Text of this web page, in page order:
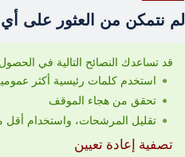
لم نتمكن من العثور على أي
قد تساعدك النصائح التالية في
استخدم كلمات رئيسية أكثر
تحقق من هجاء الموقف
تقليل المرشحات، واستخدام أقل
تصفية إعادة تعيين